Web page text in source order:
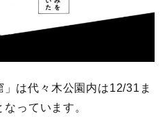
は代々木公園内は12/31ま
っています。